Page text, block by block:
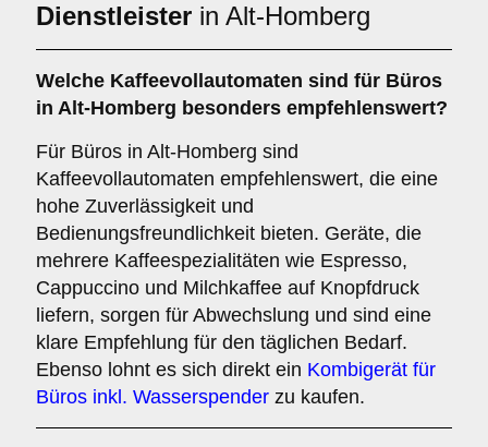
Dienstleister in Alt-Homberg
Welche Kaffeevollautomaten sind für Büros
in Alt-Homberg besonders empfehlenswert?
Für Büros in Alt-Homberg sind
Kaffeevollautomaten empfehlenswert, die eine
hohe Zuverlässigkeit und
Bedienungsfreundlichkeit bieten. Geräte, die
mehrere Kaffeespezialitäten wie Espresso,
Cappuccino und Milchkaffee auf Knopfdruck
liefern, sorgen für Abwechslung und sind eine
klare Empfehlung für den täglichen Bedarf.
Ebenso lohnt es sich direkt ein Kombigerät für
Büros inkl. Wasserspender zu kaufen.